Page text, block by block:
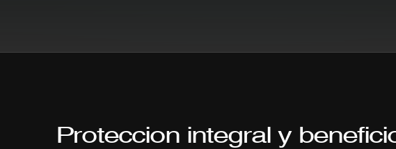
Proteccion integral y